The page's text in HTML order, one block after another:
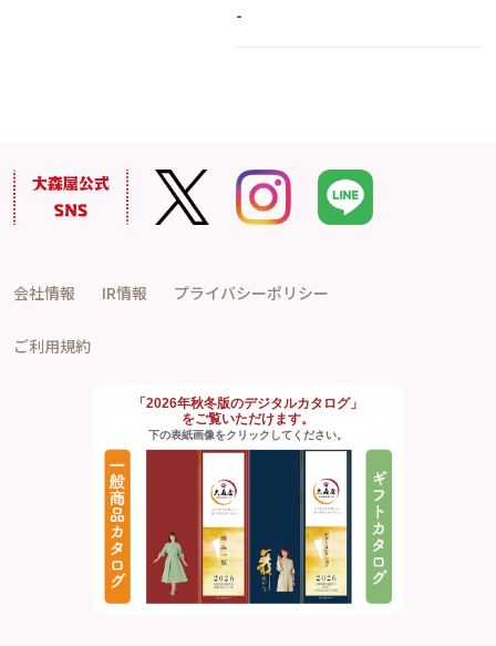
-
会社情報 IR情報 プライバシーポリシー
ご利用規約
「2026年秋冬版のデジタルカタログ」
をご覧いただけます。
下の表紙画像をクリックしてください。